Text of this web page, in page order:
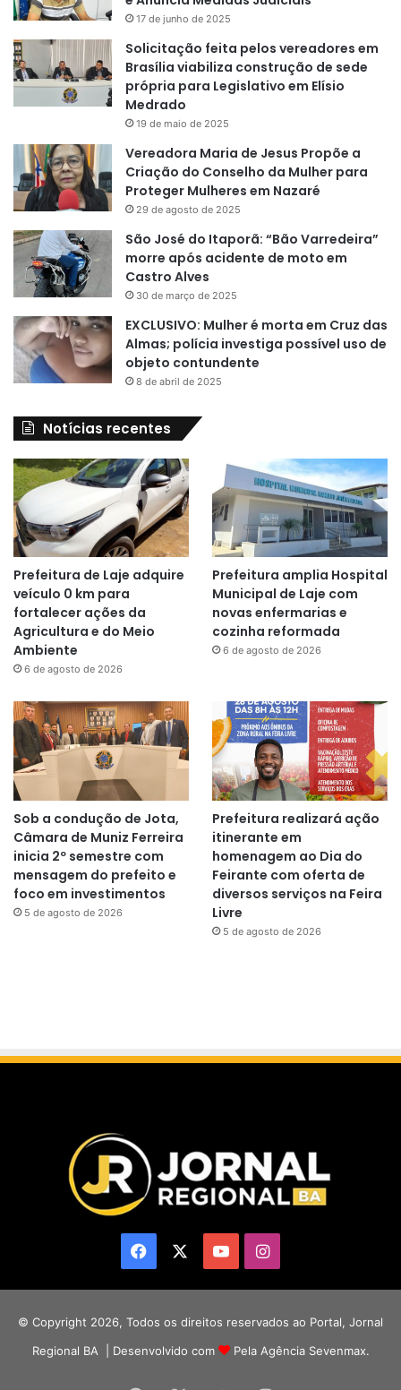
17 de junho de 2025
Solicitação feita pelos vereadores em
Brasília viabiliza construção de sede
própria para Legislativo em Elísio
Medrado
19 de maio de 2025
Vereadora Maria de Jesus Propõe a
Criação do Conselho da Mulher para
Proteger Mulheres em Nazaré
29 de agosto de 2025
São José do Itaporã: “Bão Varredeira”
morre após acidente de moto em
Castro Alves
30 de março de 2025
EXCLUSIVO: Mulher é morta em Cruz das
Almas; polícia investiga possível uso de
objeto contundente
8 de abril de 2025
Notícias recentes
Prefeitura de Laje adquire
veículo 0 km para
fortalecer ações da
Agricultura e do Meio
Ambiente
6 de agosto de 2026
Prefeitura amplia Hospital
Municipal de Laje com
novas enfermarias e
cozinha reformada
6 de agosto de 2026
Sob a condução de Jota,
Câmara de Muniz Ferreira
inicia 2º semestre com
mensagem do prefeito e
foco em investimentos
5 de agosto de 2026
Prefeitura realizará ação
itinerante em
homenagem ao Dia do
Feirante com oferta de
diversos serviços na Feira
Livre
5 de agosto de 2026
Facebook YouTubeInstagram
© Copyright 2026, Todos os direitos reservados ao Portal, Jornal
Regional BA | Desenvolvido com
Pela Agência Sevenmax.